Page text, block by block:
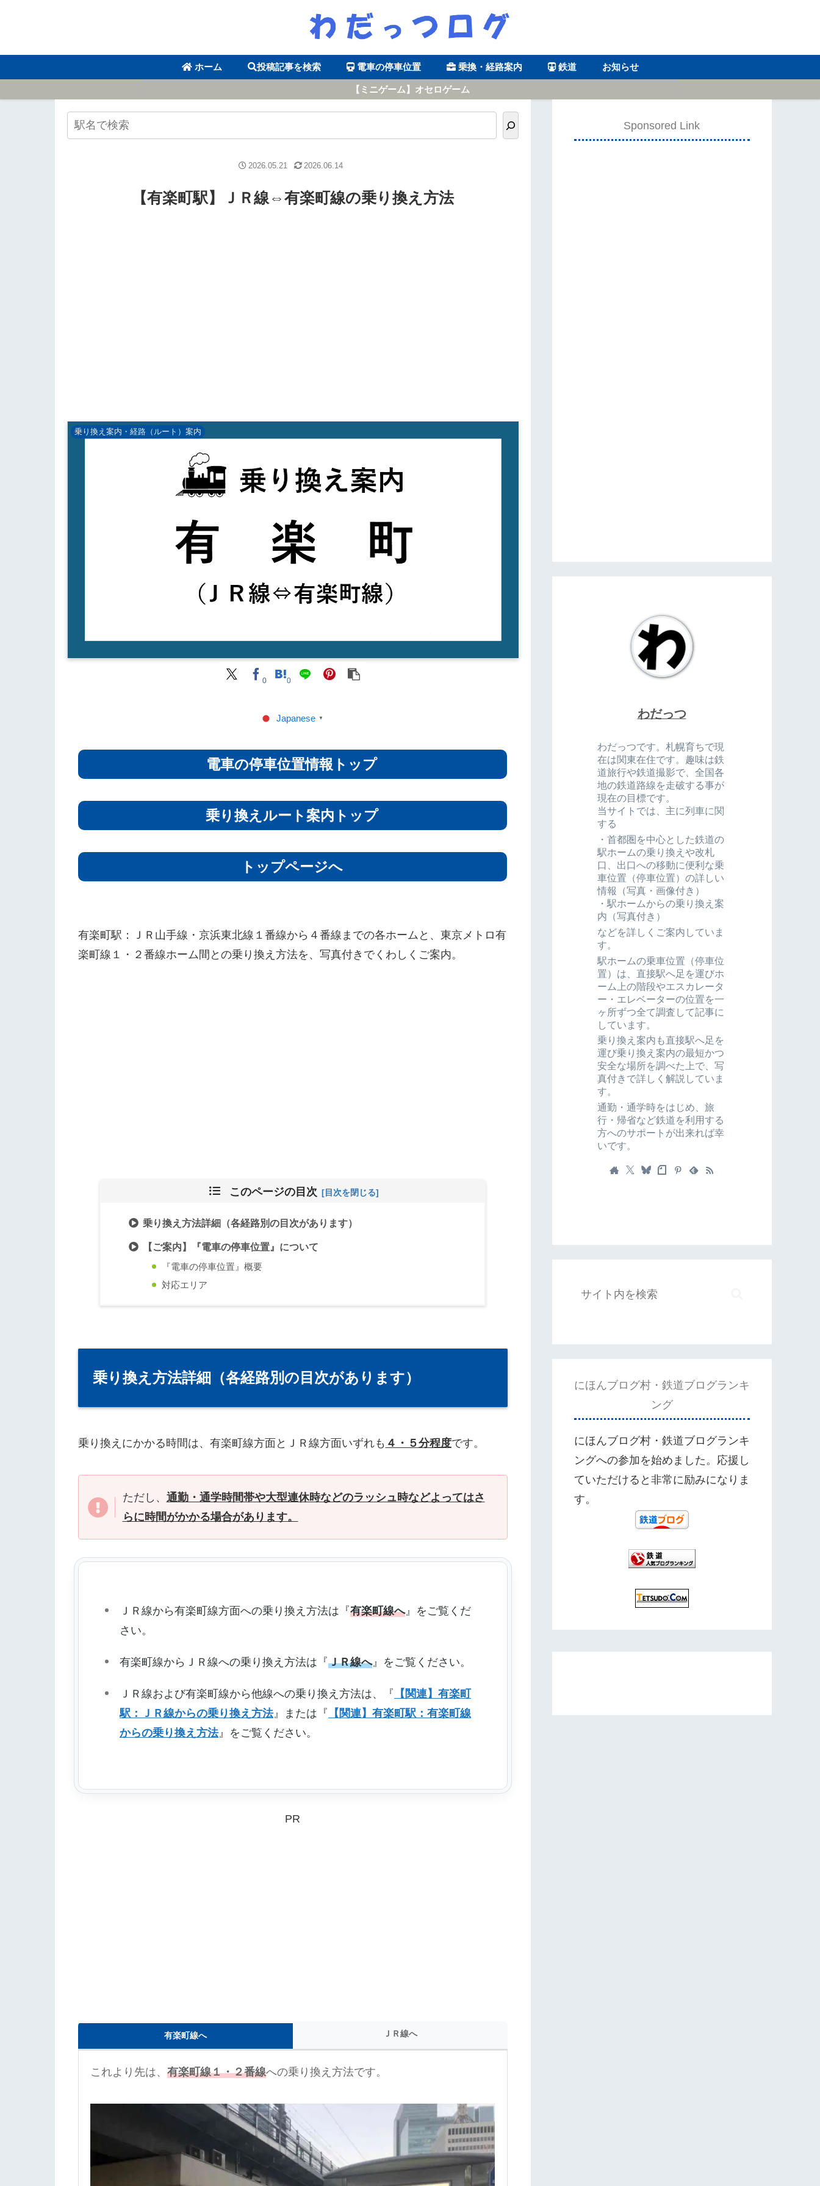
ホーム 投稿記事を検索 電車の停車位置 乗換・経路案内 鉄道 お知らせ
【ミニゲーム】オセロゲーム
【有楽町駅】ＪＲ線⇔有楽町線の乗り換え方法
乗り換え案内・経路（ルート）案内
0 0
2026.05.21 2026.06.14
Japanese ▼
電車の停車位置情報トップ
乗り換えルート案内トップ
トップページへ
有楽町駅：ＪＲ山手線・京浜東北線１番線から４番線までの各ホームと、東京メトロ有
楽町線１・２番線ホーム間との乗り換え方法を、写真付きでくわしくご案内。
このページの目次
乗り換え方法詳細（各経路別の目次があります）
【ご案内】『電車の停車位置』について
『電車の停車位置』概要
対応エリア
乗り換え方法詳細（各経路別の目次があります）
乗り換えにかかる時間は、有楽町線方面とＪＲ線方面いずれも ４・５分程度です。
ただし、 通勤・通学時間帯や大型連休時などのラッシュ時などよってはさ
らに時間がかかる場合があります。
ＪＲ線から有楽町線方面への乗り換え方法は『有楽町線へ』をご覧くだ
さい。
有楽町線からＪＲ線への乗り換え方法は『ＪＲ線へ』をご覧ください。
ＪＲ線および有楽町線から他線への乗り換え方法は、『
【関連】有楽町
駅：ＪＲ線からの乗り換え方法』または『
【関連】有楽町駅：有楽町線
からの乗り換え方法』をご覧ください。
PR
有楽町線へ ＪＲ線へ
これより先は、 有楽町線１・２番線への乗り換え方法です。
Sponsored Link
わだっつ
わだっつです。札幌育ちで現
在は関東在住です。趣味は鉄
道旅行や鉄道撮影で、全国各
地の鉄道路線を走破する事が
現在の目標です。
当サイトでは、主に列車に関
する
・首都圏を中心とした鉄道の
駅ホームの乗り換えや改札
口、出口への移動に便利な乗
車位置（停車位置）の詳しい
情報（写真・画像付き）
・駅ホームからの乗り換え案
内（写真付き）
などを詳しくご案内していま
す。
駅ホームの乗車位置（停車位
置）は、直接駅へ足を運びホ
ーム上の階段やエスカレータ
ー・エレベーターの位置を一
ヶ所ずつ全て調査して記事に
しています。
乗り換え案内も直接駅へ足を
運び乗り換え案内の最短かつ
安全な場所を調べた上で、写
真付きで詳しく解説していま
す。
通勤・通学時をはじめ、旅
行・帰省など鉄道を利用する
方へのサポートが出来れば幸
いです。
にほんブログ村・鉄道ブログランキ
ング
にほんブログ村・鉄道ブログランキ
ングへの参加を始めました。応援し
ていただけると非常に励みになりま
す。